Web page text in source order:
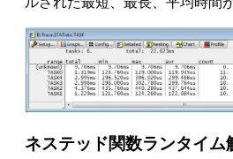
ネステッド関数ランタイム